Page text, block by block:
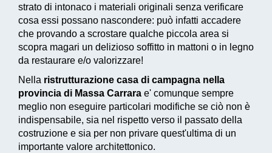
strato di intonaco i materiali originali senza verificare
cosa essi possano nascondere: può infatti accadere
che provando a scrostare qualche piccola area si
scopra magari un delizioso soffitto in mattoni o in legno
da restaurare e/o valorizzare!
Nella ristrutturazione casa di campagna nella
provincia di Massa Carrara e' comunque sempre
meglio non eseguire particolari modifiche se ciò non è
indispensabile, sia nel rispetto verso il passato della
costruzione e sia per non privare quest'ultima di un
importante valore architettonico.